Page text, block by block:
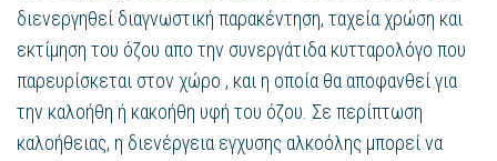
διενεργηθεί διαγνωστική παρακέντηση, ταχεία χρώση και
εκτίμηση του όζου απο την συνεργάτιδα κυτταρολόγο που
παρευρίσκεται στον χώρο , και η οποία θα αποφανθεί για
την καλοήθη ή κακοήθη υφή του όζου. Σε περίπτωση
καλοήθειας, η διενέργεια εγχυσης αλκοόλης μπορεί να